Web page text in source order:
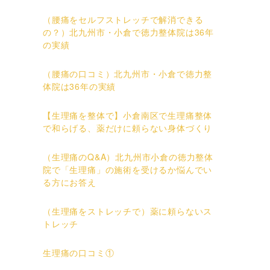
（腰痛をセルフストレッチで解消できる
の？）北九州市・小倉で徳力整体院は36年
の実績
（腰痛の口コミ）北九州市・小倉で徳力整
体院は36年の実績
【生理痛を整体で】小倉南区で生理痛整体
で和らげる、薬だけに頼らない身体づくり
（生理痛のQ&A）北九州市小倉の徳力整体
院で「生理痛」の施術を受けるか悩んでい
る方にお答え
（生理痛をストレッチで）薬に頼らないス
トレッチ
生理痛の口コミ①